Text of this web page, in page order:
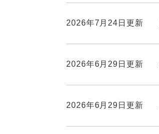
2026年7月24日更新
2026年6月29日更新
2026年6月29日更新